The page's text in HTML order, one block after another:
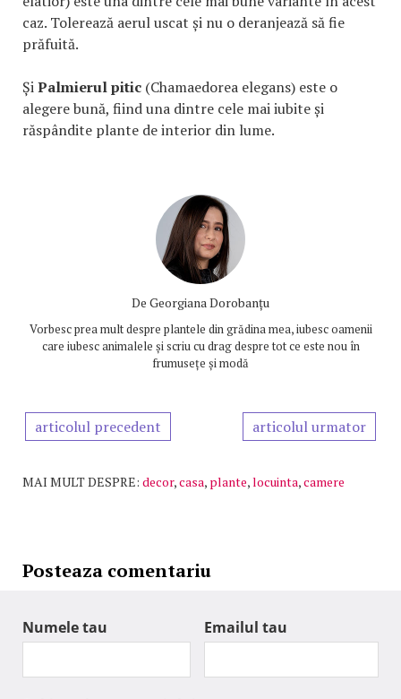
caz. Tolerează aerul uscat și nu o deranjează să fie
prăfuită.
ȘiPalmierul pitic (Chamaedorea elegans) este o
alegere bună, fiind una dintre cele mai iubite și
răspândite plante de interior din lume.
De Georgiana Dorobanțu
Vorbesc prea mult despre plantele din grădina mea, iubesc oamenii
care iubesc animalele și scriu cu drag despre tot ce este nou în
frumusețe și modă
articolul precedent articolul urmator
MAI MULT DESPRE: decor,casa, plante,locuinta,camere
Posteaza comentariu
Numele tau Emailul tau